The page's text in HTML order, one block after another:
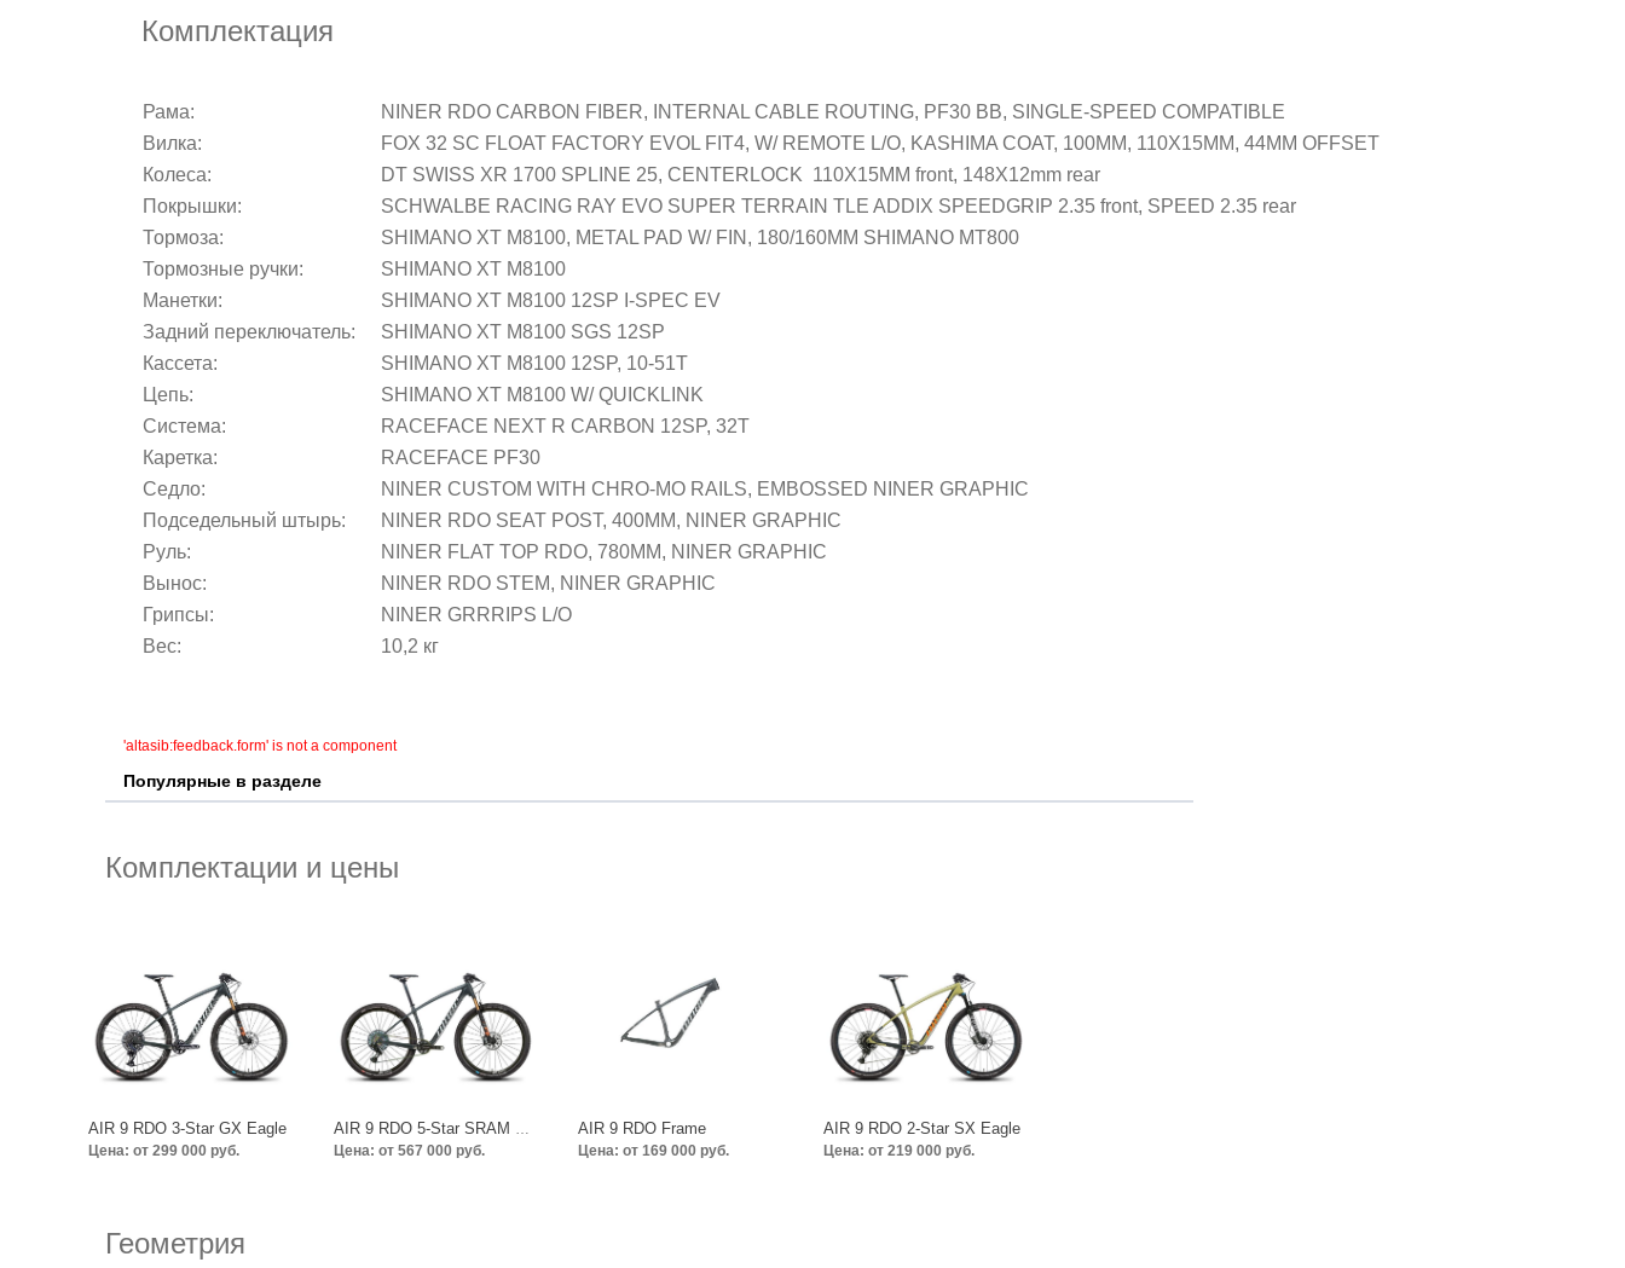
Комплектация
Рама:
NINER RDO CARBON FIBER, INTERNAL CABLE ROUTING, PF30 BB, SINGLE-SPEED COMPATIBLE
Вилка:
FOX 32 SC FLOAT FACTORY EVOL FIT4, W/ REMOTE L/O, KASHIMA COAT, 100MM, 110X15MM, 44MM OFFSET
Колеса:
DT SWISS XR 1700 SPLINE 25, CENTERLOCK 110X15MM front, 148X12mm rear
Покрышки:
SCHWALBE RACING RAY EVO SUPER TERRAIN TLE ADDIX SPEEDGRIP 2.35 front, SPEED 2.35 rear
Тормоза:
SHIMANO XT M8100, METAL PAD W/ FIN, 180/160MM SHIMANO MT800
Тормозные ручки:
SHIMANO XT M8100
Манетки:
SHIMANO XT M8100 12SP I-SPEC EV
Задний переключатель:
SHIMANO XT M8100 SGS 12SP
Кассета:
SHIMANO XT M8100 12SP, 10-51T
Цепь:
SHIMANO XT M8100 W/ QUICKLINK
Система:
RACEFACE NEXT R CARBON 12SP, 32T
Каретка:
RACEFACE PF30
Седло:
NINER CUSTOM WITH CHRO-MO RAILS, EMBOSSED NINER GRAPHIC
Подседельный штырь:
NINER RDO SEAT POST, 400MM, NINER GRAPHIC
Руль:
NINER FLAT TOP RDO, 780MM, NINER GRAPHIC
Вынос:
NINER RDO STEM, NINER GRAPHIC
Грипсы:
NINER GRRRIPS L/O
Вес:
10,2 кг
'altasib:feedback.form' is not a component
Популярные в разделе
Комплектации и цены
AIR 9 RDO 3-Star GX Eagle
Цена: от 299 000 руб.
Цена: от 567 000 руб.
AIR 9 RDO Frame
Цена: от 169 000 руб.
AIR 9 RDO 2-Star SX Eagle
Цена: от 219 000 руб.
Геометрия